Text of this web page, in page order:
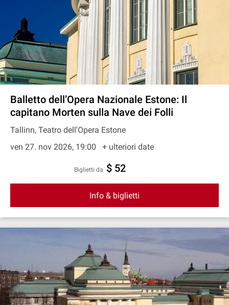
Balletto dell’Opera Nazionale Estone: Il
capitano Morten sulla Nave dei Folli
Tallinn, Teatro dell'Opera Estone
ven 27. nov 2026, 19:00
+ ulteriori date
Biglietti da $ 52
Info & biglietti